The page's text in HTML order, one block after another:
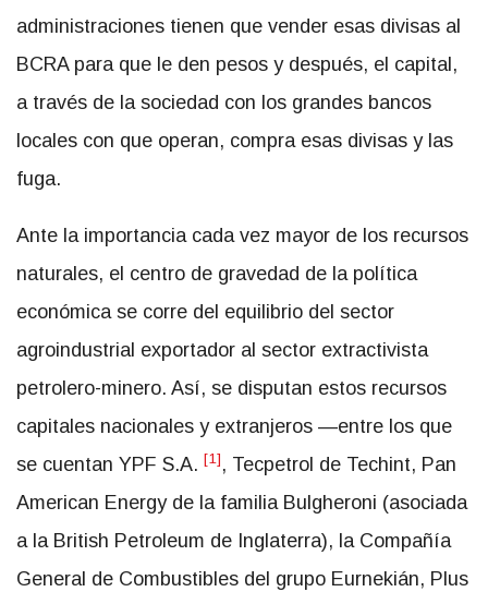
administraciones tienen que vender esas divisas al
BCRA para que le den pesos y después, el capital,
a través de la sociedad con los grandes bancos
locales con que operan, compra esas divisas y las
fuga.
Ante la importancia cada vez mayor de los recursos
naturales, el centro de gravedad de la política
económica se corre del equilibrio del sector
agroindustrial exportador al sector extractivista
petrolero-minero. Así, se disputan estos recursos
capitales nacionales y extranjeros —entre los que
se cuentan YPF S.A. [1] , Tecpetrol de Techint, Pan
American Energy de la familia Bulgheroni (asociada
a la British Petroleum de Inglaterra), la Compañía
General de Combustibles del grupo Eurnekián, Plus